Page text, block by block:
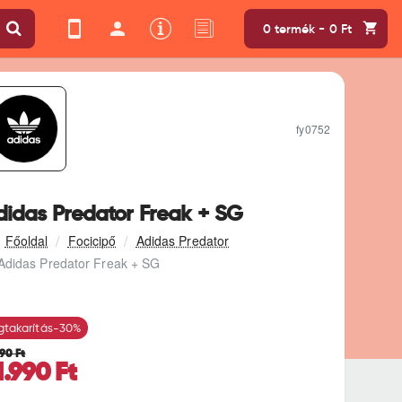
0 termék - 0 Ft
Focicipő
Adidas Predator
Predator Freak + SG
Predator Freak + SG
fy0752
-30%
Ft
Ft